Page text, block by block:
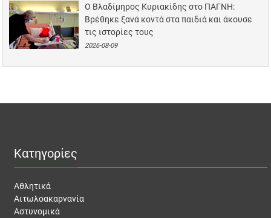
Ο Βλαδίμηρος Κυριακίδης στο ΠΑΓΝΗ:
Βρέθηκε ξανά κοντά στα παιδιά και άκουσε
τις ιστορίες τους
2026-08-09
Κατηγορίες
Αθλητικά
Αιτωλοακαρνανία
Αστυνομικά